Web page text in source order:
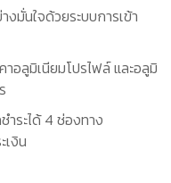
มั่นใจด้วยระบบการเข้า
อลูมิเนียมโปรไฟล์ และอลูมิ
ำระได้ 4 ช่องทาง
เงิน